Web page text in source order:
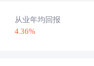
从业年均回报
4.36%